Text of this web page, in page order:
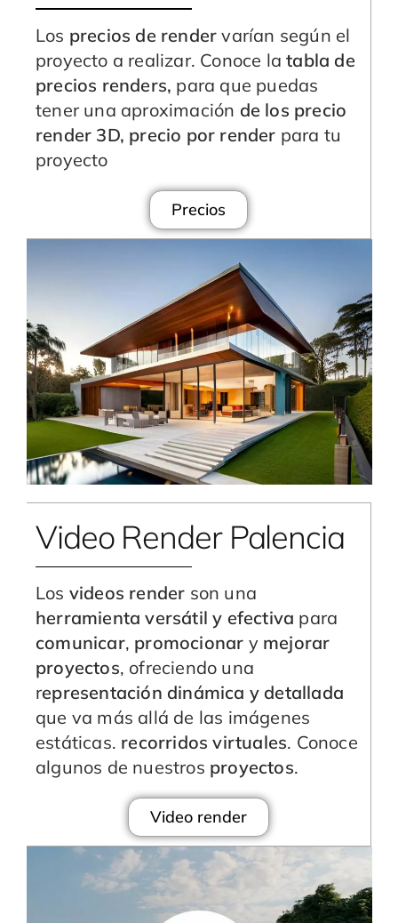
Los precios de rendervarían según el
proyecto a realizar. Conoce latabla de
precios renders, para que puedas
tener una aproximación de los precio
render 3D, precio por render para tu
proyecto
Precios
Video Render Palencia
Los videos render son una
herramienta versátil y efectiva para
comunicar, promocionar ymejorar
proyectos, ofreciendo una
representación dinámica y detallada
que va más allá de las imágenes
estáticas. recorridos virtuales. Conoce
algunos de nuestros proyectos.
Video render